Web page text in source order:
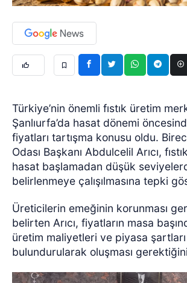
Türkiye’nin önemli fıstık üretim
Şanlıurfa’da hasat dönemi
fiyatları tartışma konusu oldu.
Odası Başkanı Abdulcelil Arıcı,
hasat başlamadan düşük
belirlenmeye çalışılmasına tepki
Üreticilerin emeğinin korunması
belirten Arıcı, fiyatların masa
üretim maliyetleri ve piyasa
bulundurularak oluşması